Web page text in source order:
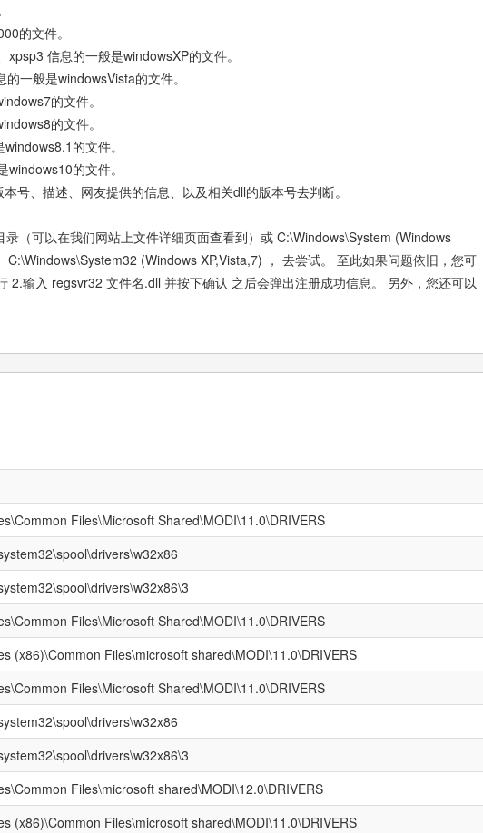
的文件。
信息的一般是windowsXP的文件。
般是windowsVista的文件。
的文件。
的文件。
的文件。
的文件。
描述、网友提供的信息、以及相关dll的版本号去判断。
（可以在我们网站上文件详细页面查看到）或 C:\Windows\System (Windows
(Windows XP,Vista,7) ， 去尝试。 至此如果问题依旧，您可
2.输入 regsvr32 文件名.dll 并按下确认 之后会弹出注册成功信息。 另外，您还可以
Files\Microsoft Shared\MODI\11.0\DRIVERS
Files\Microsoft Shared\MODI\11.0\DRIVERS
(x86)\Common Files\microsoft shared\MODI\11.0\DRIVERS
Files\Microsoft Shared\MODI\11.0\DRIVERS
Files\microsoft shared\MODI\12.0\DRIVERS
(x86)\Common Files\microsoft shared\MODI\11.0\DRIVERS